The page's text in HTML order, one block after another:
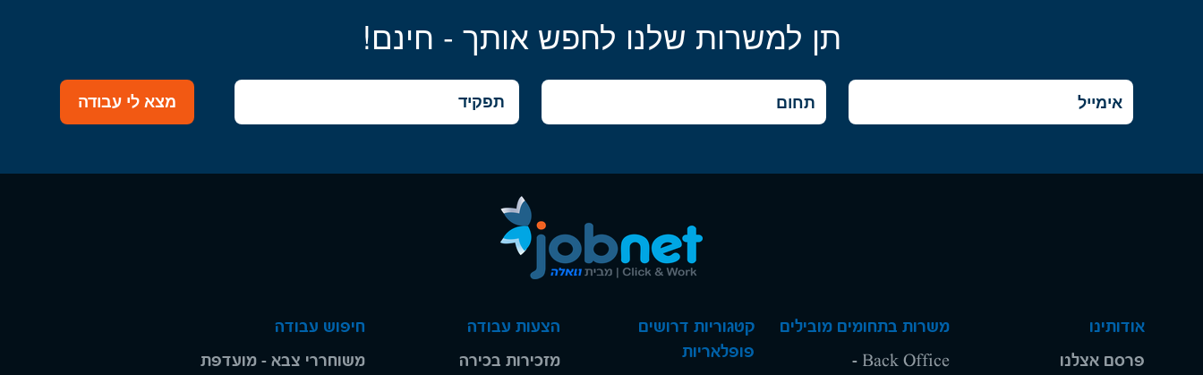
תן למשרות שלנו לחפש אותך - חינם!
מצא לי עבודה
אודותינו
פרסם אצלנו
משרות בתחומים מובילים
Back Office -
קטגוריות דרושים
פופלאריות
הצעות עבודה
מזכירות בכירה
חיפוש עבודה
משוחררי צבא - מועדפת